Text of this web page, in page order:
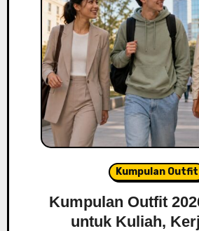
Kumpulan Outfit
Kumpulan Outfit
untuk Kuliah,